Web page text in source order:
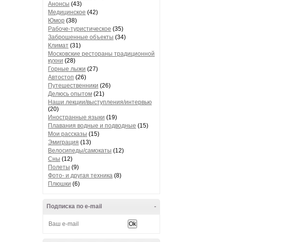
Анонсы (43)
Медицинское (42)
Юмор (38)
Рабоче-туристическое (35)
Заброшенные объекты (34)
Климат (31)
Московские рестораны традиционной
кухни (28)
Горные лыжи (27)
Автостоп (26)
Путешественники (26)
Делюсь опытом (21)
Наши лекции/выступления/интервью
(20)
Иностранные языки (19)
Плавания водные и подводные (15)
Мои рассказы (15)
Эмиграция (13)
Велосипеды/самокаты (12)
Сны (12)
Полеты (9)
Фото- и другая техника (8)
Плюшки (6)
-
Подписка по e-mail